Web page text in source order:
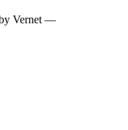
Vernet —